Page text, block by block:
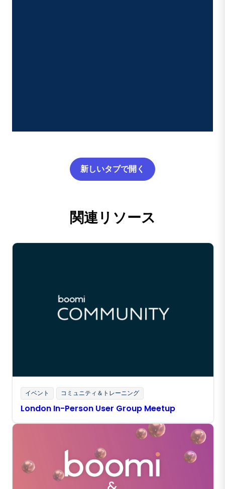
新しいタブで開く
関連リソース
イベント コミュニティ＆トレーニング
London In-Person User Group Meetup